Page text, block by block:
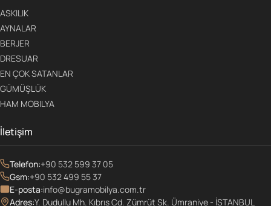
ASKILIK
AYNALAR
BERJER
DRESUAR
EN ÇOK SATANLAR
GÜMÜŞLÜK
HAM MOBILYA
İletişim
Telefon:+90 532 599 37 05
Gsm:+90 532 499 55 37
E-posta:info@bugramobilya.com.tr
Adres:Y. Dudullu Mh. Kıbrıs Cd. Zümrüt Sk. Ümraniye - İSTANBUL